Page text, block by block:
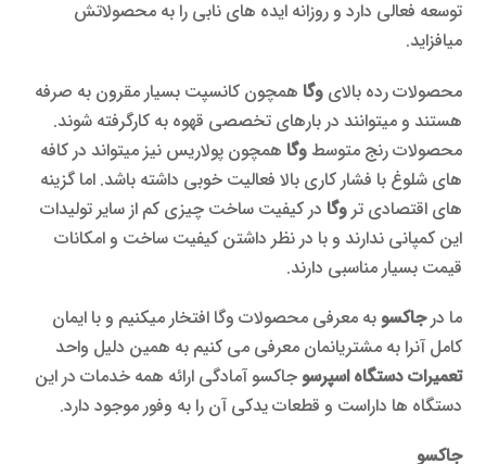
توسعه فعالی دارد و روزانه ایده های نابی را به محصولاتش
میافزاید.
محصولات رده بالایوگا همچون کانسپت بسیار مقرون به صرفه
هستند و میتوانند در بارهای تخصصی قهوه به کارگرفته شوند.
محصولات رنج متوسطوگا همچون پولاریس نیز میتواند در کافه
های شلوغ با فشار کاری بالا فعالیت خوبی داشته باشد. اما گزینه
های اقتصادی تروگا در کیفیت ساخت چیزی کم از سایر تولیدات
این کمپانی ندارند و با در نظر داشتن کیفیت ساخت و امکانات
قیمت بسیار مناسبی دارند.
ما درجاکسو به معرفی محصولات وگا افتخار میکنیم و با ایمان
کامل آنرا به مشتریانمان معرفی می کنیم به همین دلیل واحد
تعمیرات دستگاه اسپرسو جاکسو آمادگی ارائه همه خدمات در این
دستگاه ها داراست و قطعات یدکی آن را به وفور موجود دارد.
جاکسو